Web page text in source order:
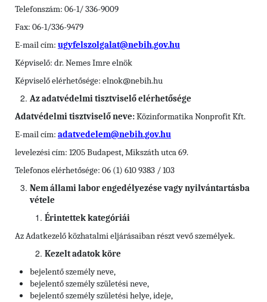
Telefonszám: 06-1/ 336-9009
Fax: 06-1/336-9479
E-mail cím: ugyfelszolgalat@nebih.gov.hu
Képviselő: dr. Nemes Imre elnök
Képviselő elérhetősége: elnok@nebih.hu
Az adatvédelmi tisztviselő elérhetősége
Adatvédelmi tisztviselő neve:Közinformatika Nonprofit Kft.
E-mail cím: adatvedelem@nebih.gov.hu
levelezési cím: 1205 Budapest, Mikszáth utca 69.
Telefonos elérhetősége: 06 (1) 610 9383 / 103
Nem állami labor engedélyezése vagy nyilvántartásba
vétele
Érintettek kategóriái
Az Adatkezelő közhatalmi eljárásaiban részt vevő személyek.
Kezelt adatok köre
bejelentő személy neve,
bejelentő személy születési neve,
bejelentő személy születési helye, ideje,